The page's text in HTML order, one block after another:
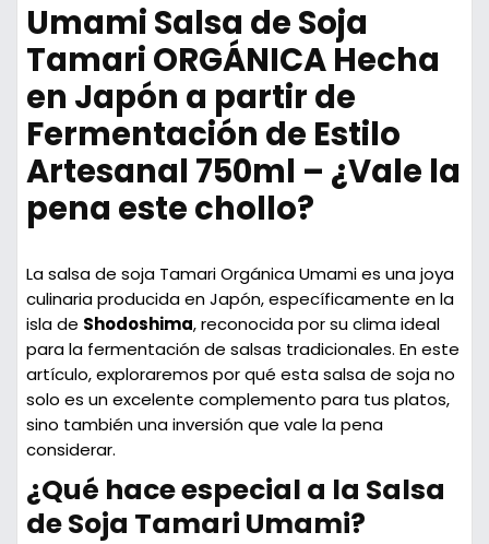
Umami Salsa de Soja
Tamari ORGÁNICA Hecha
en Japón a partir de
Fermentación de Estilo
Artesanal 750ml – ¿Vale la
pena este chollo?
La salsa de soja Tamari Orgánica Umami es una joya
culinaria producida en Japón, específicamente en la
isla de Shodoshima, reconocida por su clima ideal
para la fermentación de salsas tradicionales. En este
artículo, exploraremos por qué esta salsa de soja no
solo es un excelente complemento para tus platos,
sino también una inversión que vale la pena
considerar.
¿Qué hace especial a la Salsa
de Soja Tamari Umami?